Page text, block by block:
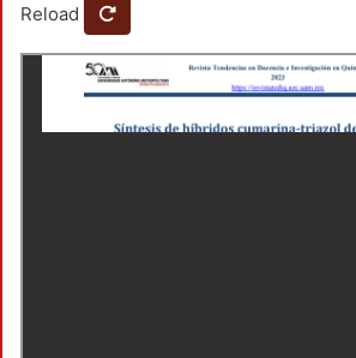
Reload